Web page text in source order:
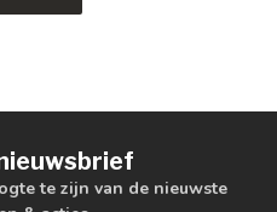
te zijn van de nieuwste